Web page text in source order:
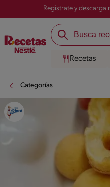
Registrate y descarga
Recetas
Categorías